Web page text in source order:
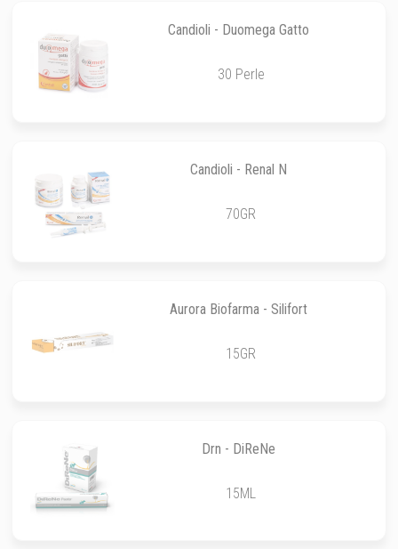
Candioli - Duomega Gatto
30 Perle
Candioli - Renal N
70GR
Aurora Biofarma - Silifort
15GR
Drn - DiReNe
15ML